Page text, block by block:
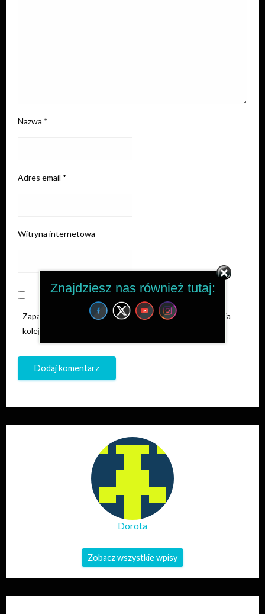
Nazwa *
Adres email *
Witryna internetowa
Zapamiętaj moje dane w tej przeglądarce podczas pisania
kolejnych komentarzy.
Dorota
Zobacz wszystkie wpisy
Znajdziesz nas również tutaj: